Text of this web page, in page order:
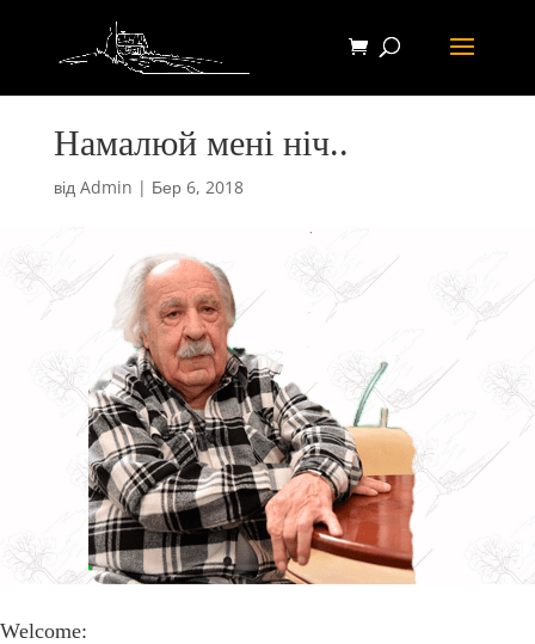
Намалюй мені ніч..
від Admin | Бер 6, 2018
Welcome: